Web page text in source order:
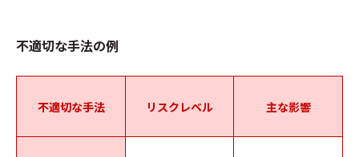
不適切な手法の例
不適切な手法 リスクレベル 主な影響